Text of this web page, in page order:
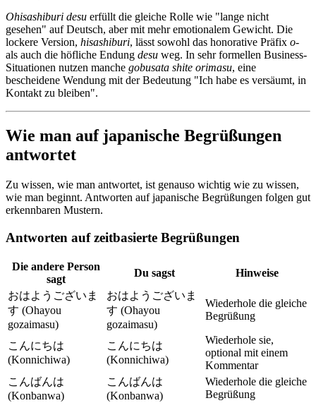
Ohisashiburi desu erfüllt die gleiche Rolle wie "lange nicht
gesehen" auf Deutsch, aber mit mehr emotionalem Gewicht. Die
lockere Version, hisashiburi, lässt sowohl das honorative Präfix o-
als auch die höfliche Endung desu weg. In sehr formellen Business-
Situationen nutzen manche gobusata shite orimasu, eine
bescheidene Wendung mit der Bedeutung "Ich habe es versäumt, in
Kontakt zu bleiben".
Wie man auf japanische Begrüßungen
antwortet
Zu wissen, wie man antwortet, ist genauso wichtig wie zu wissen,
wie man beginnt. Antworten auf japanische Begrüßungen folgen gut
erkennbaren Mustern.
Antworten auf zeitbasierte Begrüßungen
Die andere Person
sagt
Du sagst
Hinweise
おはようございま
す (Ohayou
gozaimasu)
おはようございま
す (Ohayou
gozaimasu)
Wiederhole die gleiche
Begrüßung
こんにちは
(Konnichiwa)
こんにちは
(Konnichiwa)
Wiederhole sie,
optional mit einem
Kommentar
こんばんは
(Konbanwa)
こんばんは
(Konbanwa)
Wiederhole die gleiche
Begrüßung